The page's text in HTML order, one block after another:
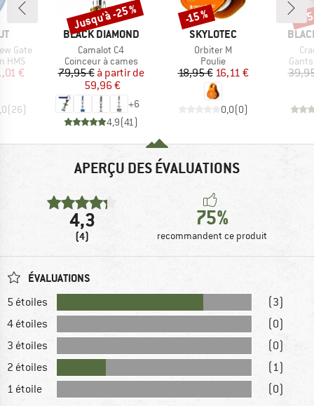
Gate
HMS
réduit
€
(26)
MARQUE
BLACK DIAMOND
Article
Camalot C4
Product group
Coinceur à cames
Prix
79,95 € Prix réduit
à partir de
59,96 €
+6
4,9(41 )
Remise
Jusqu'à -25 %
MARQUE
SKYLOTEC
Article
Orbiter M
Product group
Poulie
Prix
18,95 €Prix réduit
16,11 €
0,0(0)
Remise
-15 % -
APERÇU DES ÉVALUATIONS
4,3
(4)
75%
recommandent ce produit
ÉVALUATIONS
5 étoiles
(3)
4 étoiles
(0)
3 étoiles
(0)
2 étoiles
(1)
1 étoile
(0)